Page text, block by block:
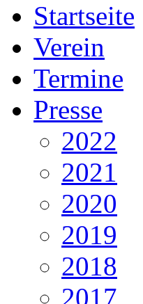
Startseite
Verein
Termine
Presse
2022
2021
2020
2019
2018
2017